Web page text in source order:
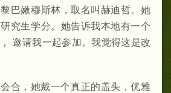
巴嫩穆斯林，取名叫赫迪哲。她
究生学分。她告诉我本地有一个
邀请我一起参加。我觉得这是改
合，她戴一个真正的盖头，优雅